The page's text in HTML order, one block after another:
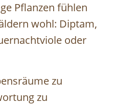
Pflanzen fühlen
wohl: Diptam,
oder
zu
zu